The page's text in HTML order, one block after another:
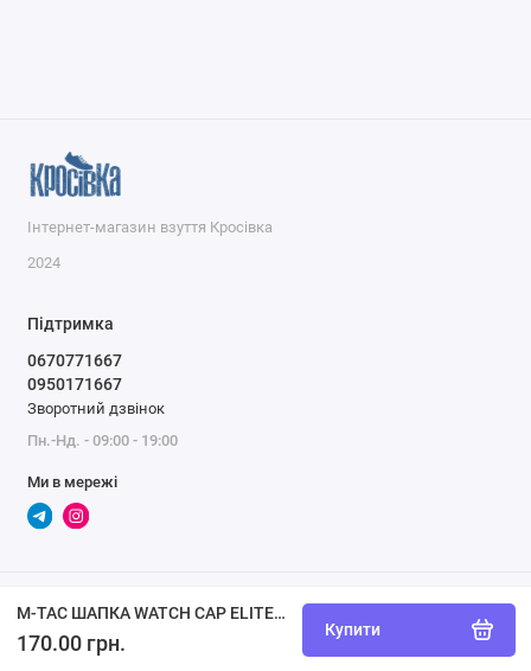
M-TAC ШАПКА WATCH CAP ELITE ФЛІС (320Г/М2) WITH SLIMTEX DARK OLIVE
170.00 грн.
Купити
Інтернет-магазин взуття Кросівка
2024
Підтримка
0670771667
0950171667
Зворотний дзвінок
Пн.-Нд. - 09:00 - 19:00
Ми в мережі